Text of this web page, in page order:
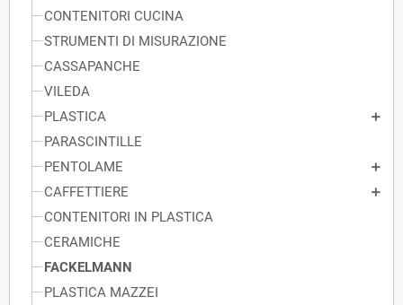
CONTENITORI CUCINA
STRUMENTI DI MISURAZIONE
CASSAPANCHE
VILEDA
PLASTICA
PARASCINTILLE
PENTOLAME
CAFFETTIERE
CONTENITORI IN PLASTICA
CERAMICHE
FACKELMANN
PLASTICA MAZZEI